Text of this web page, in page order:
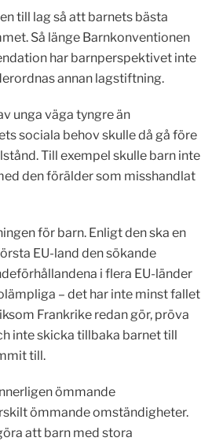
till lag så att barnets bästa
Så länge Barnkonventionen
har barnperspektivet inte
annan lagstiftning.
unga väga tyngre än
sociala behov skulle då gå före
Till exempel skulle barn inte
den förälder som misshandlat
för barn. Enligt den ska en
EU-land den sökande
i flera EU-länder
– det har inte minst fallet
Frankrike redan gör, pröva
inte skicka tillbaka barnet till
till.
ömmande
ömmande omständigheter.
att barn med stora